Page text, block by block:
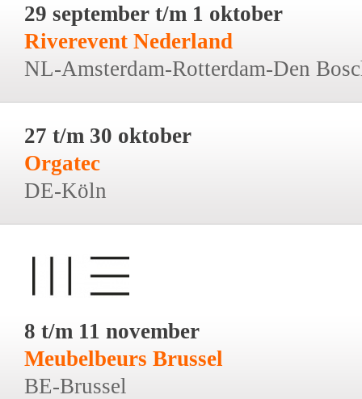
29 september t/m 1 oktober
Riverevent Nederland
NL-Amsterdam-Rotterdam-Den
27 t/m 30 oktober
Orgatec
DE-Köln
8 t/m 11 november
Meubelbeurs Brussel
BE-Brussel